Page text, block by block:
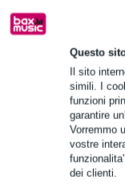
Questo
Il sito
simili. I
funzioni
garantire
Vorremmo
vostre
dei clienti.
Informazioni sul
costruzione in
impermeabile e
maniglia di trasporto
Specifiche complete
Vedi anche (2)